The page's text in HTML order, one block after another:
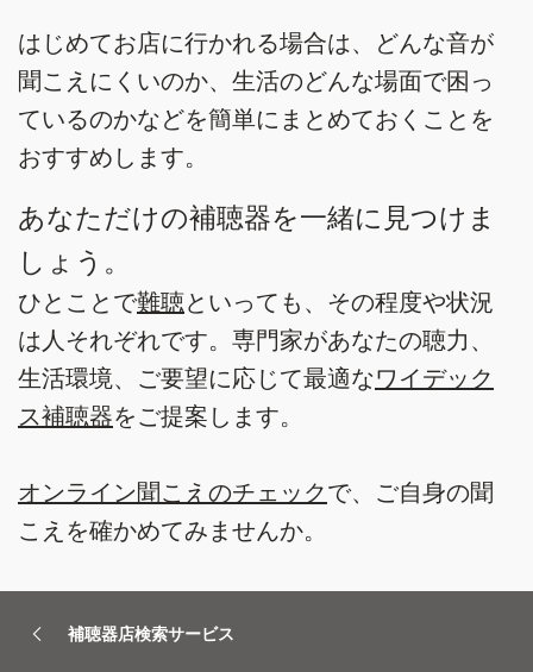
はじめてお店に行かれる場合は、どんな音が
聞こえにくいのか、生活のどんな場面で困っ
ているのかなどを簡単にまとめておくことを
おすすめします。
あなただけの補聴器を一緒に見つけま
しょう。
ひとことで難聴といっても、その程度や状況
は人それぞれです。専門家があなたの聴力、
生活環境、ご要望に応じて最適なワイデック
ス補聴器をご提案します。
オンライン聞こえのチェックで、ご自身の聞
こえを確かめてみませんか。
補聴器店検索サービス